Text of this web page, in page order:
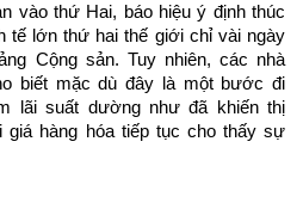
vào thứ Hai, báo hiệu ý định thúc
tế lớn thứ hai thế giới chỉ vài ngày
Cộng sản. Tuy nhiên, các nhà
biết mặc dù đây là một bước đi
lãi suất dường như đã khiến thị
giá hàng hóa tiếp tục cho thấy sự